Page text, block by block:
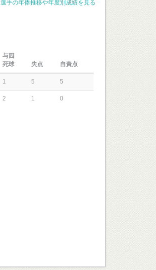
選手の年俸推移や年度別成績を見る
与四
死球
失点 自責点
1 5 5
2 1 0